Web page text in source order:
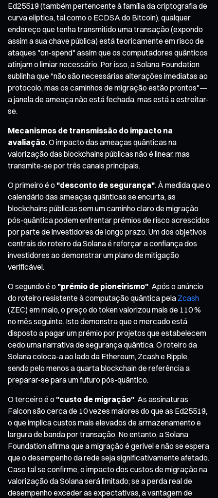
Ed25519 (também pertencente à família da criptografia de
curva elíptica, tal como o ECDSA do Bitcoin), qualquer
endereço que tenha transmitido uma transação (expondo
assim a sua chave pública) está teoricamente em risco de
ataques "on-spend" assim que os computadores quânticos
atinjam o limiar necessário. Por isso, a Solana Foundation
sublinha que "não são necessárias alterações imediatas ao
protocolo, mas os caminhos de migração estão prontos"—
a janela de ameaça não está fechada, mas está a estreitar-
se.
Mecanismos de transmissão do impacto na
avaliação.O impacto das ameaças quânticas na
valorização das blockchains públicas não é linear, mas
transmite-se por três canais principais.
O primeiro é o"desconto de segurança". À medida que o
calendário das ameaças quânticas se encurta, as
blockchains públicas sem um caminho claro de migração
pós-quântica podem enfrentar prémios de risco acrescidos
por parte de investidores de longo prazo. Um dos objetivos
centrais do roteiro da Solana é reforçar a confiança dos
investidores ao demonstrar um plano de mitigação
verificável.
O segundo é o"prémio de pioneirismo". Após o anúncio
do roteiro resistente à computação quântica pela Zcash
(ZEC) em maio, o preço do token valorizou mais de 110 %
no mês seguinte. Isto demonstra que o mercado está
disposto a pagar um prémio por projetos que estabelecem
cedo uma narrativa de segurança quântica. O roteiro da
Solana coloca-a ao lado da Ethereum, Zcash e Ripple,
sendo pelo menos a quarta blockchain de referência a
preparar-se para um futuro pós-quântico.
O terceiro é o"custo de migração". As assinaturas
Falcon são cerca de 10 vezes maiores do que as Ed25519,
o que implica custos mais elevados de armazenamento e
largura de banda por transação. No entanto, a Solana
Foundation afirma que a migração é gerível e não se espera
que o desempenho da rede seja significativamente afetado.
Caso tal se confirme, o impacto dos custos de migração na
valorização da Solana será limitado; se a perda real de
desempenho exceder as expectativas, a vantagem de